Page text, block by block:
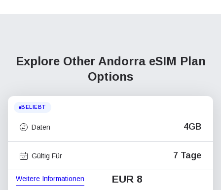
Explore Other Andorra eSIM Plan
Options
BELIEBT
Daten 4GB
Gültig Für 7 Tage
Weitere Informationen EUR 8